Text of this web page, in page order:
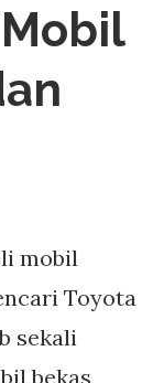
mobil
Toyota
sekali
bekas